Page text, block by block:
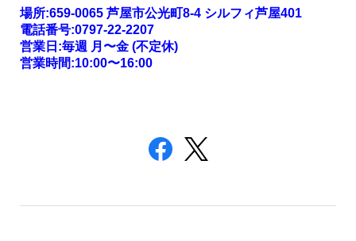
場所:659-0065 芦屋市公光町8-4 シルフィ芦屋401
電話番号:0797-22-2207
営業日:毎週 月〜金 (不定休)
営業時間:10:00〜16:00